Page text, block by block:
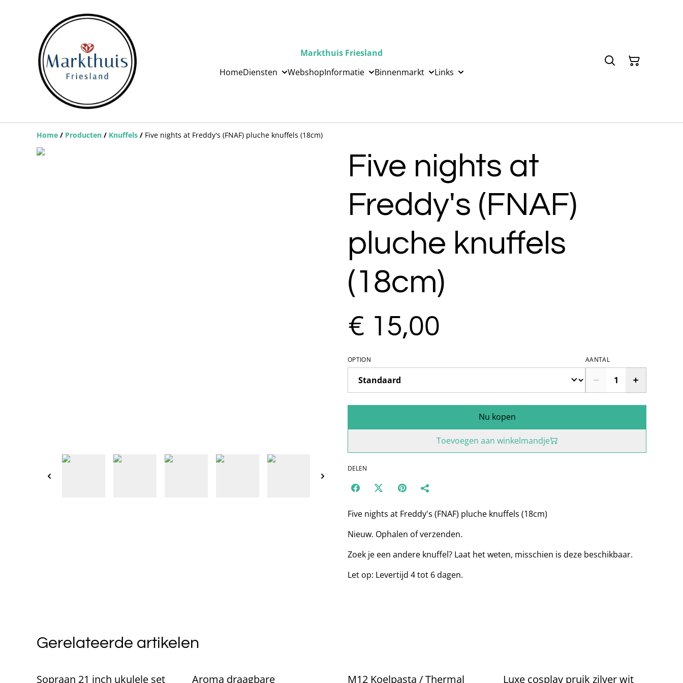
Markthuis Friesland
HomeDiensten WebshopInformatie Binnenmarkt Links
Home / Producten / Knuffels / Five nights at Freddy's (FNAF) pluche knuffels (18cm)
Five nights at
Freddy's (FNAF)
pluche knuffels
(18cm)
€ 15,00
OPTION AANTAL
Nu kopen
Toevoegen aan winkelmandje
DELEN
Five nights at Freddy's (FNAF) pluche knuffels (18cm)
Nieuw. Ophalen of verzenden.
Zoek je een andere knuffel? Laat het weten, misschien is deze beschikbaar.
Let op: Levertijd 4 tot 6 dagen.
Gerelateerde artikelen
Sopraan 21 inch ukulele set Aroma draagbare M12 Koelpasta / Thermal Luxe cosplay pruik zilver wit